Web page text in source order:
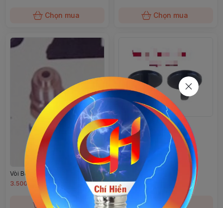
Chọn mua Chọn mua
Vòi Bơm Gas Lon (xịt muỗi)
3.500đ
Chọn mua
Nút Bật Lửa Bếp Khè
3.080đ
Chọn mua